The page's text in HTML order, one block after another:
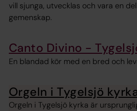
vill sjunga, utvecklas och vara en
gemenskap.
Canto Divino -
En blandad kör med en bred och
Orgeln i Tygelsjö
Orgeln i Tygelsjö kyrka är